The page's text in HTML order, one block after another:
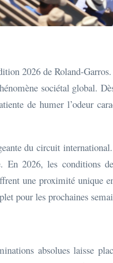
2026 de Roland-
sociétal global.
de humer l’odeur
du circuit
2026, les conditions
une proximité unique
pour les prochaines
absolues laisse